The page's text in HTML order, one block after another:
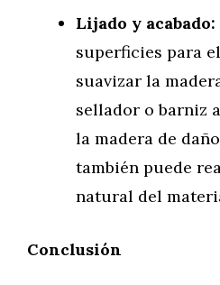
Lijado y acabado:
superficies para
suavizar la
sellador o barniz
la madera de
también puede
natural del
Conclusión